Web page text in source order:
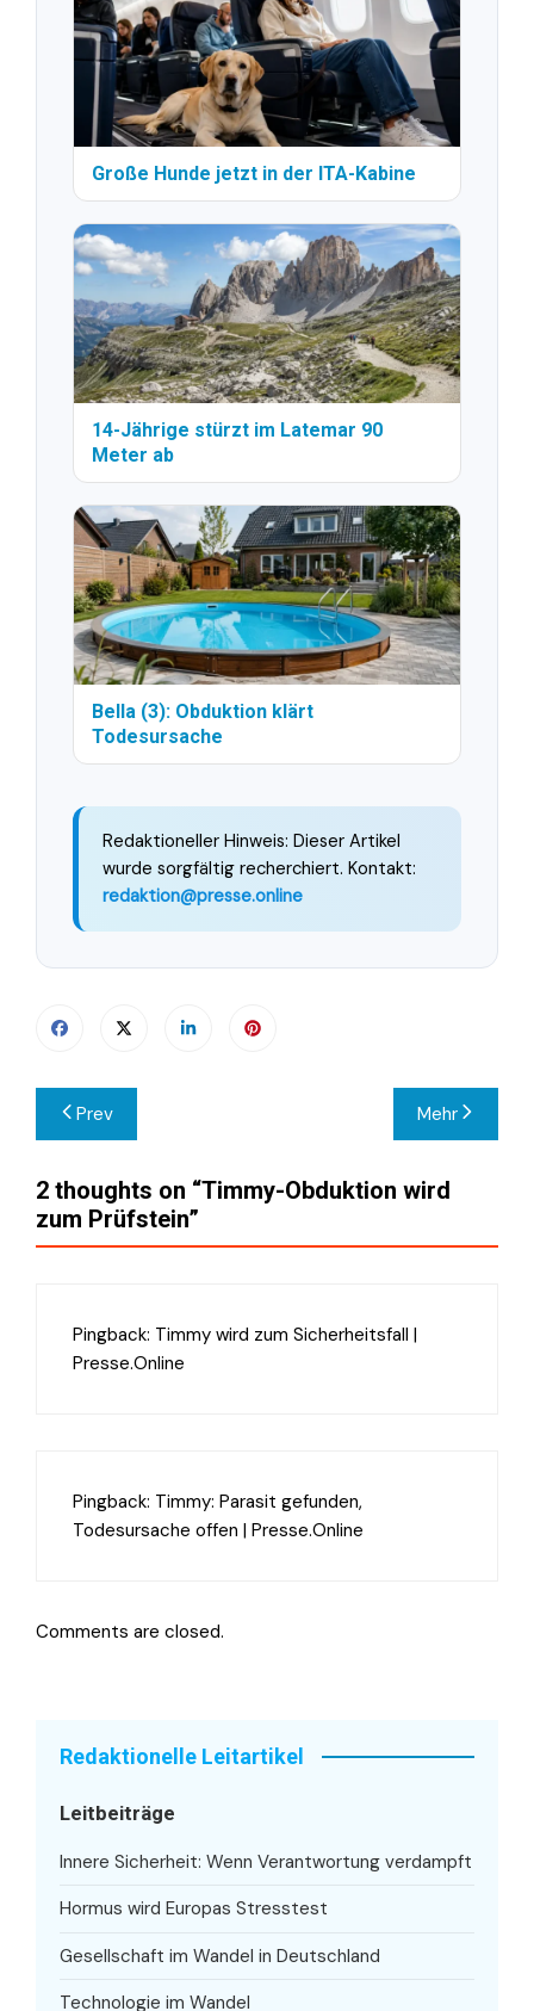
Große Hunde jetzt in der ITA-Kabine
14-Jährige stürzt im Latemar 90
Meter ab
Bella (3): Obduktion klärt
Todesursache
Redaktioneller Hinweis: Dieser Artikel
wurde sorgfältig recherchiert. Kontakt:
redaktion@presse.online
Beitragsnavigation
Prev Mehr
2 thoughts on “Timmy-Obduktion wird
zum Prüfstein”
Pingback: Timmy wird zum Sicherheitsfall |
Presse.Online
Pingback: Timmy: Parasit gefunden,
Todesursache offen | Presse.Online
Comments are closed.
Redaktionelle Leitartikel
Leitbeiträge
Innere Sicherheit: Wenn Verantwortung verdampft
Hormus wird Europas Stresstest
Gesellschaft im Wandel in Deutschland
Technologie im Wandel